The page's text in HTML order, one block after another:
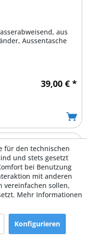
aus
Aussentasche
39,00 € *
für den technischen
und stets gesetzt
bei Benutzung
mit anderen
vereinfachen sollen,
Mehr Informationen
Konfigurieren